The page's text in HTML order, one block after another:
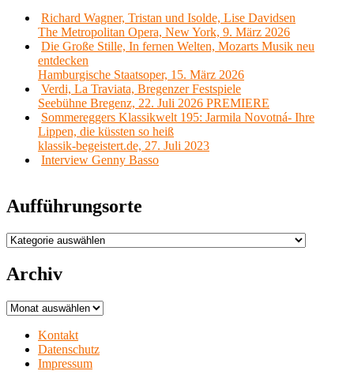
Richard Wagner, Tristan und Isolde, Lise Davidsen
The Metropolitan Opera, New York, 9. März 2026
Die Große Stille, In fernen Welten, Mozarts Musik neu
entdecken
Hamburgische Staatsoper, 15. März 2026
Verdi, La Traviata, Bregenzer Festspiele
Seebühne Bregenz, 22. Juli 2026 PREMIERE
Sommereggers Klassikwelt 195: Jarmila Novotná- Ihre
Lippen, die küssten so heiß
klassik-begeistert.de, 27. Juli 2023
Interview Genny Basso
Aufführungsorte
Aufführungsorte
Archiv
Archiv
Kontakt
Datenschutz
Impressum